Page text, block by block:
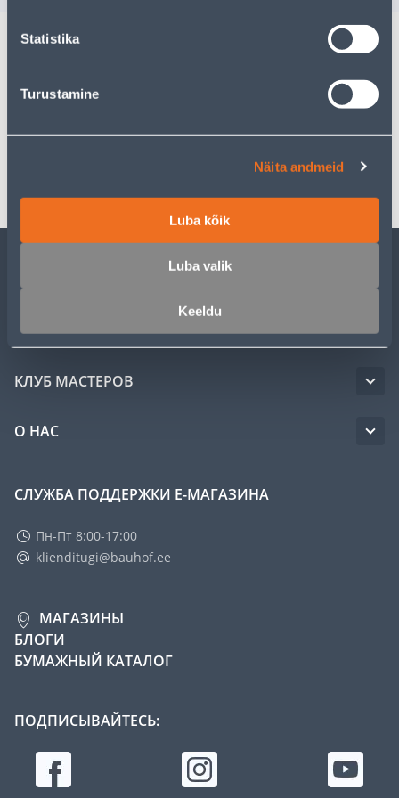
Statistika
Turustamine
Näita andmeid
Luba kõik
Luba valik
Keeldu
УСЛУГИ
КЛУБ МАСТЕРОВ
О НАС
СЛУЖБА ПОДДЕРЖКИ Е-МАГАЗИНА
Пн-Пт 8:00-17:00
klienditugi@bauhof.ee
МАГАЗИНЫ
БЛОГИ
БУМАЖНЫЙ КАТАЛОГ
ПОДПИСЫВАЙТЕСЬ: